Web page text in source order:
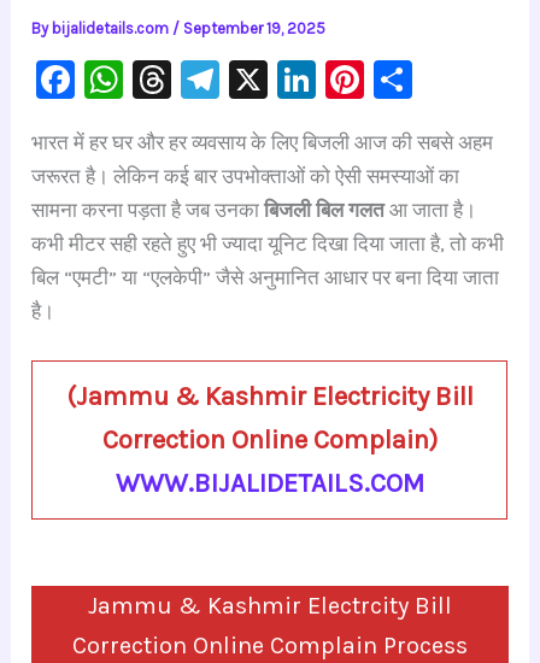
By bijalidetails.com / September 19, 2025
F
c
e
b
o
k
W
at
s
A
p
T
e
a
d
s
Te
gr
a
m
X
Li
k
e
dI
n
Pi
er
e
st
ar
e
भारत में हर घर और हर व्यवसाय के लिए बिजली आज की सबसे अहम
जरूरत है। लेकिन कई बार उपभोक्ताओं को ऐसी समस्याओं का
सामना करना पड़ता है जब उनकाबिजली बिल गलतआ जाता है।
कभी मीटर सही रहते हुए भी ज्यादा यूनिट दिखा दिया जाता है, तो कभी
बिल “एमटी” या “एलकेपी” जैसे अनुमानित आधार पर बना दिया जाता
है।
(Jammu & Kashmir Electricity Bill
Correction Online Complain)
WWW.BIJALIDETAILS.COM
Jammu & Kashmir Electrcity Bill
Correction Online Complain Process